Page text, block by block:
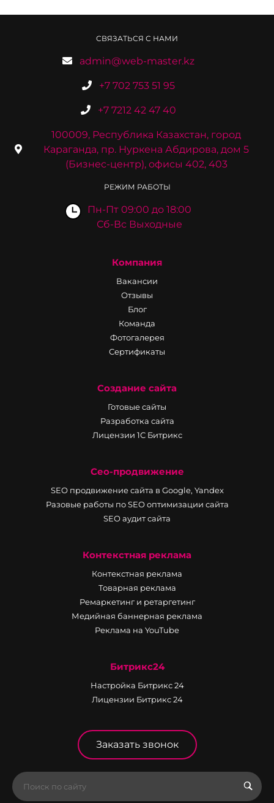
СВЯЗАТЬСЯ С НАМИ
admin@web-master.kz
+7 702 753 51 95
+7 7212 42 47 40
100009, Республика Казахстан, город
Караганда, пр. Нуркена Абдирова, дом 5
(Бизнес-центр), офисы 402, 403
РЕЖИМ РАБОТЫ
Пн-Пт 09:00 до 18:00
Сб-Вс Выходные
Компания
Вакансии
Отзывы
Блог
Команда
Фотогалерея
Сертификаты
Создание сайта
Готовые сайты
Разработка сайта
Лицензии 1С Битрикс
Сео-продвижение
SEO продвижение сайта в Google, Yandex
Разовые работы по SEO оптимизации сайта
SEO аудит сайта
Контекстная реклама
Контекстная реклама
Товарная реклама
Ремаркетинг и ретаргетинг
Медийная баннерная реклама
Реклама на YouTube
Битрикс24
Настройка Битрикс 24
Лицензии Битрикс 24
Заказать звонок